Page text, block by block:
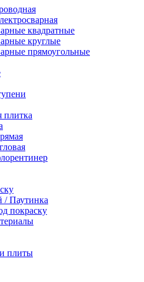
квадратные
круглые
прямоугольные
плитка
/ Паутинка
покраску
плиты